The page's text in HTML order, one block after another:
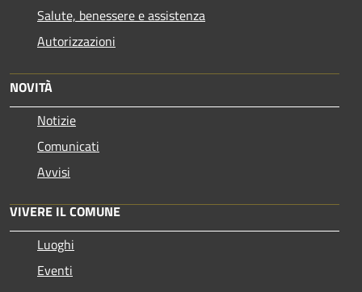
Salute, benessere e assistenza
Autorizzazioni
NOVITÀ
Notizie
Comunicati
Avvisi
VIVERE IL COMUNE
Luoghi
Eventi